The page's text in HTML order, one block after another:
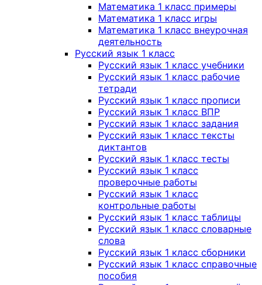
Математика 1 класс примеры
Математика 1 класс игры
Математика 1 класс внеурочная
деятельность
Русский язык 1 класс
Русский язык 1 класс учебники
Русский язык 1 класс рабочие
тетради
Русский язык 1 класс прописи
Русский язык 1 класс ВПР
Русский язык 1 класс задания
Русский язык 1 класс тексты
диктантов
Русский язык 1 класс тесты
Русский язык 1 класс
проверочные работы
Русский язык 1 класс
контрольные работы
Русский язык 1 класс таблицы
Русский язык 1 класс словарные
слова
Русский язык 1 класс сборники
Русский язык 1 класс справочные
пособия